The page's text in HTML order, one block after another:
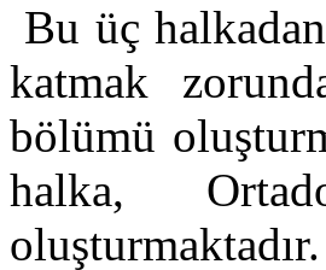
Bu üç
katmak
bölümü
halka,